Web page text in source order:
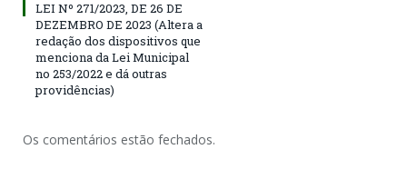
LEI Nº 271/2023, DE 26 DE
DEZEMBRO DE 2023 (Altera a
redação dos dispositivos que
menciona da Lei Municipal
no 253/2022 e dá outras
providências)
Os comentários estão fechados.